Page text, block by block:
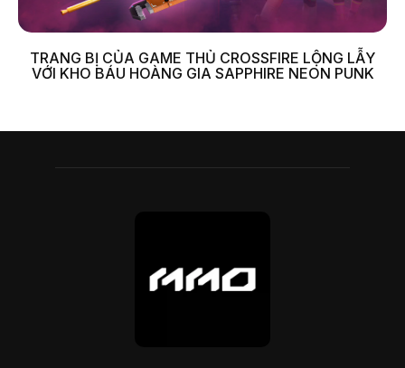
TRANG BỊ CỦA GAME THỦ CROSSFIRE LỘNG LẪY
VỚI KHO BÁU HOÀNG GIA SAPPHIRE NEON PUNK